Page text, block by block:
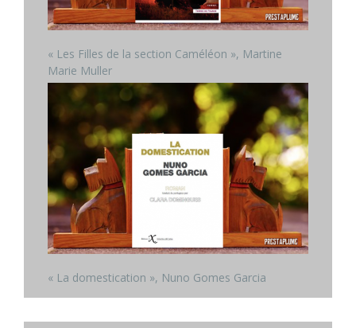
« Les Filles de la section Caméléon », Martine
Marie Muller
« La domestication », Nuno Gomes Garcia